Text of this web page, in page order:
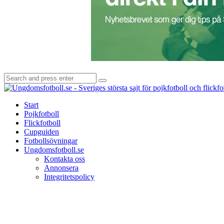
Search
for:
Search
Start
Pojkfotboll
Flickfotboll
Cupguiden
Fotbollsövningar
Ungdomsfotboll.se
Kontakta oss
Annonsera
Integritetspolicy